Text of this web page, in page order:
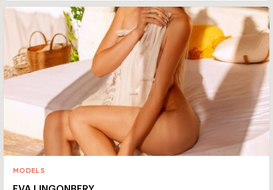
MODELS